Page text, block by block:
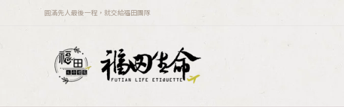
圓滿先人最後一程，就交給福田團隊